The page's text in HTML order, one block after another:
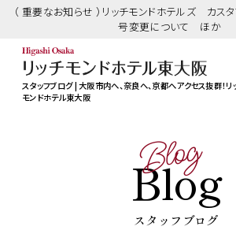
（ 重要なお知らせ ）リッチモンドホテルズ カス
号変更について ほか
スタッフブログ | 大阪市内へ、奈良へ、京都へアクセス抜群！リ
モンドホテル東大阪
Blog
Blog
スタッフブログ